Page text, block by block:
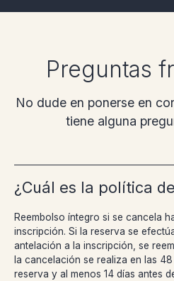
Preguntas
No dude en ponerse en
tiene alguna
¿Cuál es la política
Reembolso íntegro si se cancela
inscripción. Si la reserva se
antelación a la inscripción, se
la cancelación se realiza en las
reserva y al menos 14 días antes